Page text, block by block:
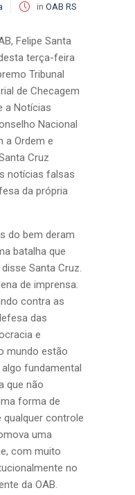
in OAB RS
Felipe Santa
terça-feira
Tribunal
de Checagem
a Notícias
Nacional
a Ordem e
Cruz
notícias falsas
da própria
do bem deram
batalha que
Santa Cruz.
de imprensa.
contra as
das
e
mundo estão
fundamental
que não
forma de
controle
uma
com muito
no
da OAB.